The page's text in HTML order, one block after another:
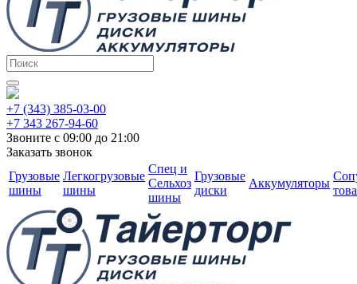
+7 (343) 385-03-00
+7 343 267-94-60
Звоните с 09:00 до 21:00
Заказать звонок
Грузовые
шины
Легкогрузовые
шины
Спец и
Сельхоз
шины
Грузовые
диски
Аккумуляторы